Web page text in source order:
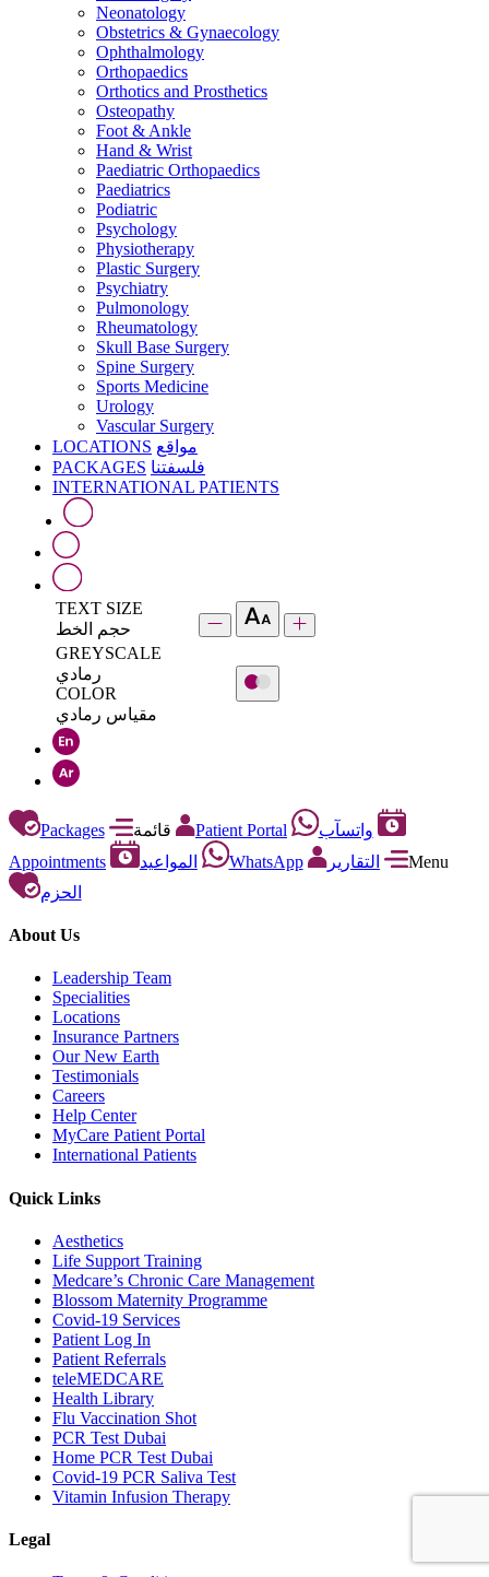
Neonatology
Obstetrics & Gynaecology
Ophthalmology
Orthopaedics
Orthotics and Prosthetics
Osteopathy
Foot & Ankle
Hand & Wrist
Paediatric Orthopaedics
Paediatrics
Podiatric
Psychology
Physiotherapy
Plastic Surgery
Psychiatry
Pulmonology
Rheumatology
Skull Base Surgery
Spine Surgery
Sports Medicine
Urology
Vascular Surgery
LOCATIONS مواقع
PACKAGES فلسفتنا
INTERNATIONAL PATIENTS
TEXT SIZE
حجم الخط
GREYSCALE
رمادي
COLOR
مقياس رمادي
Packages Patient Portal
واتسآب
Appointments
المواعيد WhatsApp التقارير
Menu
الحزم
About Us
Leadership Team
Specialities
Locations
Insurance Partners
Our New Earth
Testimonials
Careers
Help Center
MyCare Patient Portal
International Patients
Quick Links
Aesthetics
Life Support Training
Medcare’s Chronic Care Management
Blossom Maternity Programme
Covid-19 Services
Patient Log In
Patient Referrals
teleMEDCARE
Health Library
Flu Vaccination Shot
PCR Test Dubai
Home PCR Test Dubai
Covid-19 PCR Saliva Test
Vitamin Infusion Therapy
Legal